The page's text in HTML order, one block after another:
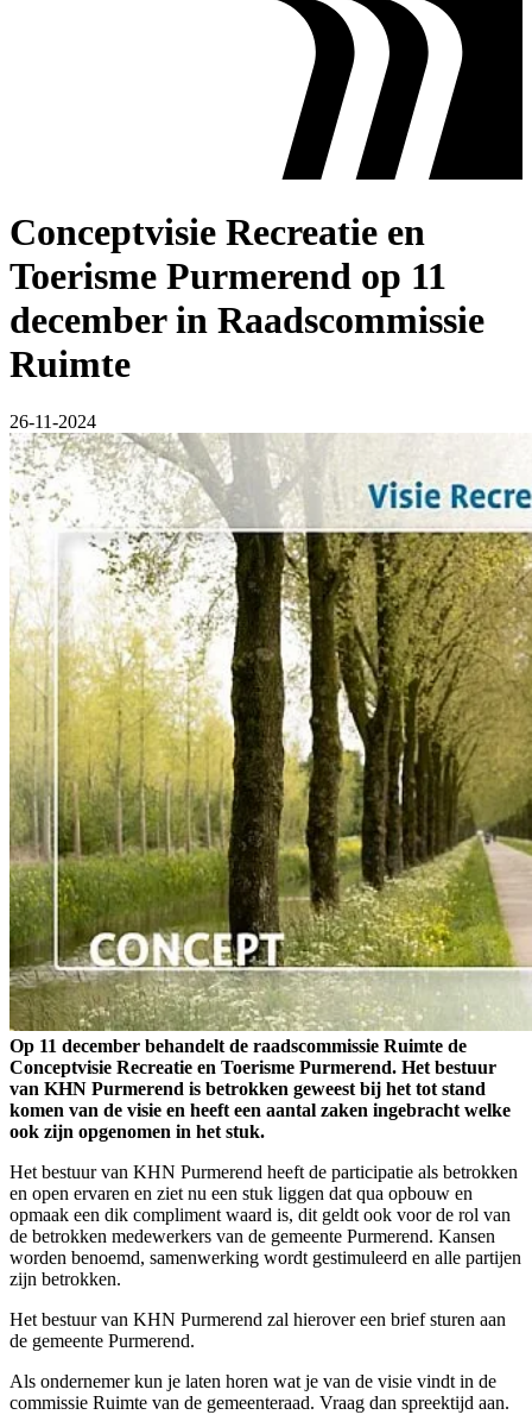
Conceptvisie Recreatie en
Toerisme Purmerend op 11
december in Raadscommissie
Ruimte
26-11-2024
Op 11 december behandelt de raadscommissie Ruimte de
Conceptvisie Recreatie en Toerisme Purmerend. Het bestuur
van KHN Purmerend is betrokken geweest bij het tot stand
komen van de visie en heeft een aantal zaken ingebracht welke
ook zijn opgenomen in het stuk.
Het bestuur van KHN Purmerend heeft de participatie als betrokken
en open ervaren en ziet nu een stuk liggen dat qua opbouw en
opmaak een dik compliment waard is, dit geldt ook voor de rol van
de betrokken medewerkers van de gemeente Purmerend. Kansen
worden benoemd, samenwerking wordt gestimuleerd en alle partijen
zijn betrokken.
Het bestuur van KHN Purmerend zal hierover een brief sturen aan
de gemeente Purmerend.
Als ondernemer kun je laten horen wat je van de visie vindt in de
commissie Ruimte van de gemeenteraad. Vraag dan spreektijd aan.